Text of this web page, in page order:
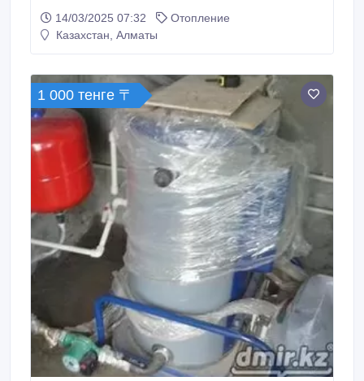
частного дома , и предлагаемые комплексные
решения: от теплого пола и радиаторов от одного
доме , установим двухконтурный котел , под
роторный насос для эффективной циркуляции
теплоносителя.
14/03/2025 07:32
Отопление
Казахстан, Алматы
1 000 тенге 〒